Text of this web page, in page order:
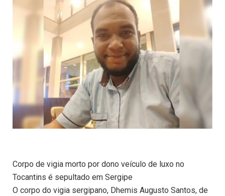
Corpo de vigia morto por dono veículo de luxo no
Tocantins é sepultado em Sergipe
O corpo do vigia sergipano, Dhemis Augusto Santos, de